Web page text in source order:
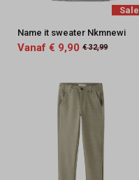
Sale
Name it sweater Nkmnewi
Vanaf € 9,90 € 32,99